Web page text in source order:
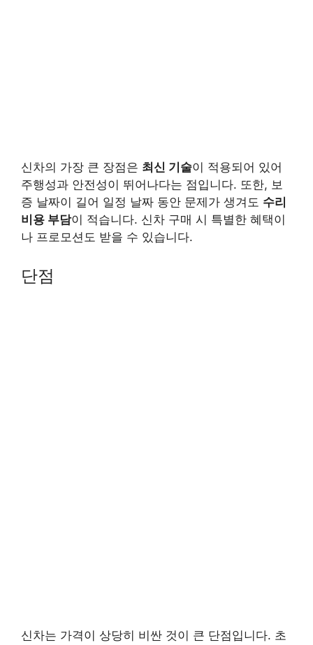
신차의 가장 큰 장점은 최신 기술이 적용되어 있어
주행성과 안전성이 뛰어나다는 점입니다. 또한, 보
증 날짜이 길어 일정 날짜 동안 문제가 생겨도 수리
비용 부담이 적습니다. 신차 구매 시 특별한 혜택이
나 프로모션도 받을 수 있습니다.
단점
신차는 가격이 상당히 비싼 것이 큰 단점입니다. 초